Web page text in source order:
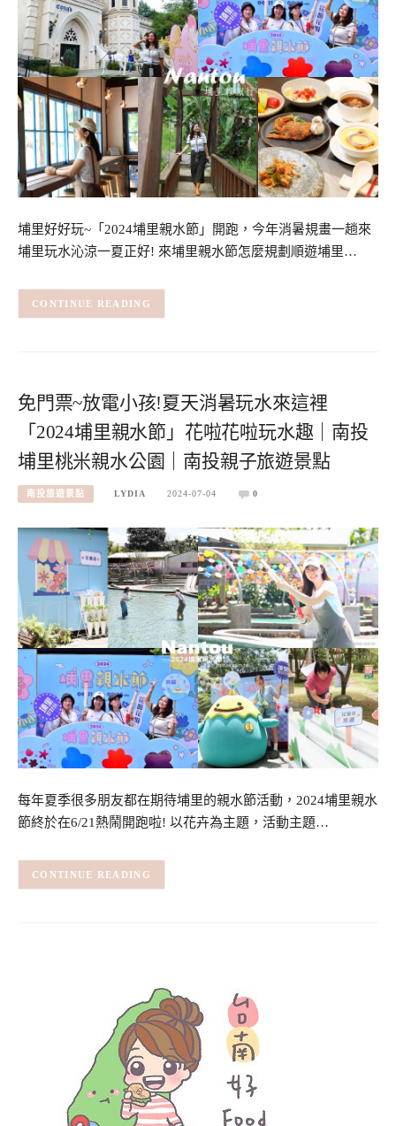
埔里好好玩~「2024埔里親水節」開跑，今年消暑規畫一趟來
埔里玩水沁涼一夏正好! 來埔里親水節怎麼規劃順遊埔里…
CONTINUE READING
免門票~放電小孩!夏天消暑玩水來這裡
「2024埔里親水節」花啦花啦玩水趣｜南投
埔里桃米親水公園｜南投親子旅遊景點
南投旅遊景點 LYDIA 2024-07-04 0
每年夏季很多朋友都在期待埔里的親水節活動，2024埔里親水
節終於在6/21熱鬧開跑啦! 以花卉為主題，活動主題…
CONTINUE READING